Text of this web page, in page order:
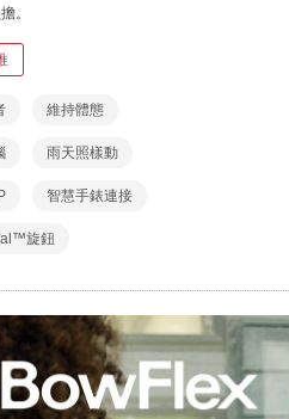
。
維持體態
雨天照樣動
智慧手錶連接
旋鈕